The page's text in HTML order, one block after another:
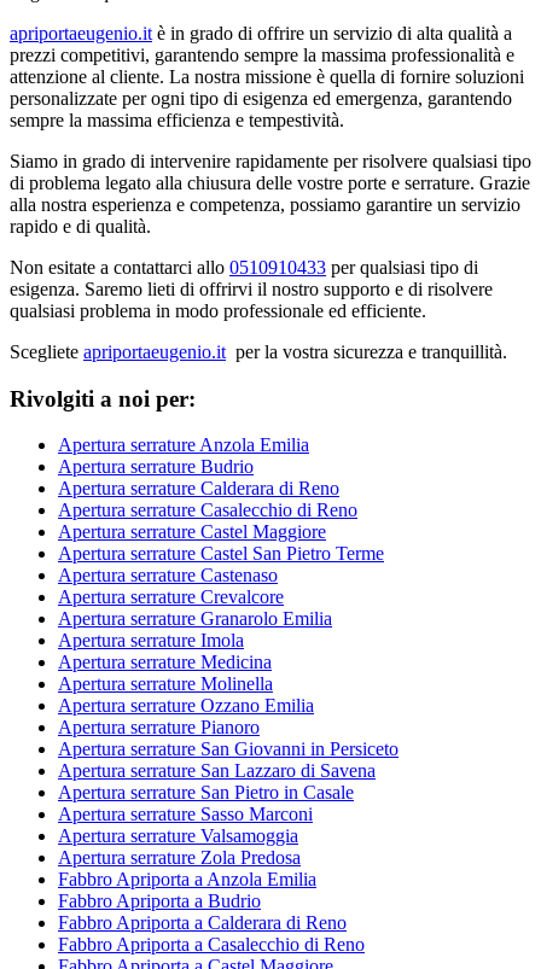
apriportaeugenio.it è in grado di offrire un servizio di alta qualità a
prezzi competitivi, garantendo sempre la massima professionalità e
attenzione al cliente. La nostra missione è quella di fornire soluzioni
personalizzate per ogni tipo di esigenza ed emergenza, garantendo
sempre la massima efficienza e tempestività.
Siamo in grado di intervenire rapidamente per risolvere qualsiasi tipo
di problema legato alla chiusura delle vostre porte e serrature. Grazie
alla nostra esperienza e competenza, possiamo garantire un servizio
rapido e di qualità.
Non esitate a contattarci allo 0510910433 per qualsiasi tipo di
esigenza. Saremo lieti di offrirvi il nostro supporto e di risolvere
qualsiasi problema in modo professionale ed efficiente.
Scegliete apriportaeugenio.it per la vostra sicurezza e tranquillità.
Rivolgiti a noi per:
Apertura serrature Anzola Emilia
Apertura serrature Budrio
Apertura serrature Calderara di Reno
Apertura serrature Casalecchio di Reno
Apertura serrature Castel Maggiore
Apertura serrature Castel San Pietro Terme
Apertura serrature Castenaso
Apertura serrature Crevalcore
Apertura serrature Granarolo Emilia
Apertura serrature Imola
Apertura serrature Medicina
Apertura serrature Molinella
Apertura serrature Ozzano Emilia
Apertura serrature Pianoro
Apertura serrature San Giovanni in Persiceto
Apertura serrature San Lazzaro di Savena
Apertura serrature San Pietro in Casale
Apertura serrature Sasso Marconi
Apertura serrature Valsamoggia
Apertura serrature Zola Predosa
Fabbro Apriporta a Anzola Emilia
Fabbro Apriporta a Budrio
Fabbro Apriporta a Calderara di Reno
Fabbro Apriporta a Casalecchio di Reno